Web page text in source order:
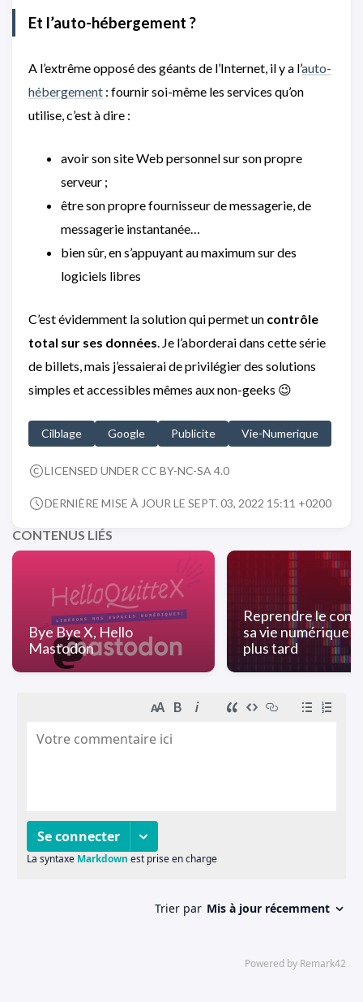
Et l’auto-hébergement ?
A l’extrême opposé des géants de l’Internet, il y a l’auto-
hébergement : fournir soi-même les services qu’on
utilise, c’est à dire :
avoir son site Web personnel sur son propre
serveur ;
être son propre fournisseur de messagerie, de
messagerie instantanée…
bien sûr, en s’appuyant au maximum sur des
logiciels libres
C’est évidemment la solution qui permet un contrôle
total sur ses données . Je l’aborderai dans cette série
de billets, mais j’essaierai de privilégier des solutions
simples et accessibles mêmes aux non-geeks 😉
Cilblage Google Publicite Vie-Numerique
LICENSED UNDER CC BY-NC-SA 4.0
DERNIÈRE MISE À JOUR LE SEPT. 03, 2022 15:11 +0200
CONTENUS LIÉS
Bye Bye X, Hello
Mastodon
Reprendre le
sa vie numérique -
plus tard